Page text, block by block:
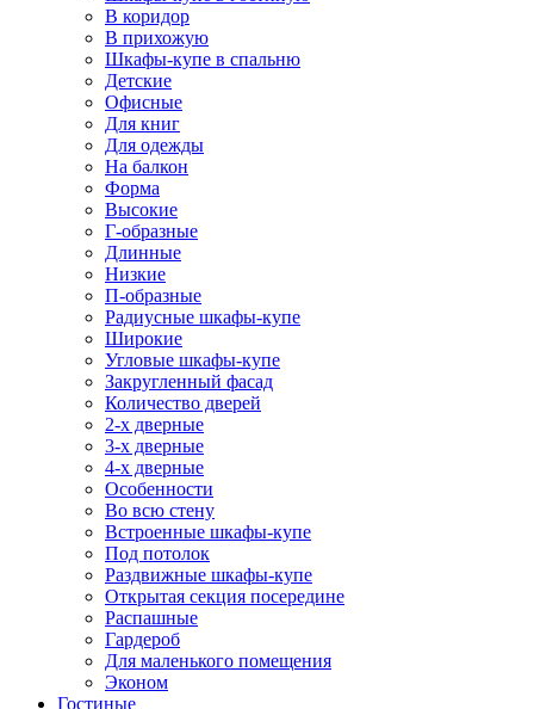
В коридор
В прихожую
Шкафы-купе в спальню
Детские
Офисные
Для книг
Для одежды
На балкон
Форма
Высокие
Г-образные
Длинные
Низкие
П-образные
Радиусные шкафы-купе
Широкие
Угловые шкафы-купе
Закругленный фасад
Количество дверей
2-х дверные
3-х дверные
4-х дверные
Особенности
Во всю стену
Встроенные шкафы-купе
Под потолок
Раздвижные шкафы-купе
Открытая секция посередине
Распашные
Гардероб
Для маленького помещения
Эконом
Гостиные